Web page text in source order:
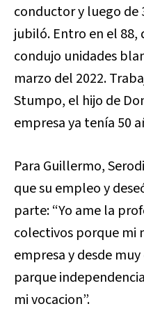
conductor y luego de
jubiló. Entro en el 88,
condujo unidades
marzo del 2022.
Stumpo, el hijo de
empresa ya tenía 50
Para Guillermo,
que su empleo y
parte: “Yo ame la
colectivos porque mi
empresa y desde
parque
mi vocacion”.